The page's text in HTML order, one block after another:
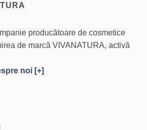
producătoare de cosmetice
de marcă VIVANATURA, activă
noi [+]